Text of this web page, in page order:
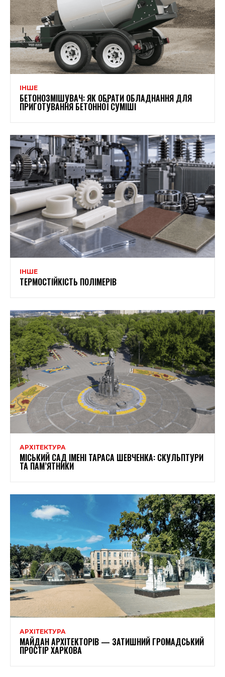
ІНШЕ
БЕТОНОЗМІШУВАЧ: ЯК ОБРАТИ ОБЛАДНАННЯ ДЛЯ
ПРИГОТУВАННЯ БЕТОННОЇ СУМІШІ
ІНШЕ
ТЕРМОСТІЙКІСТЬ ПОЛІМЕРІВ
АРХІТЕКТУРА
МІСЬКИЙ САД ІМЕНІ ТАРАСА ШЕВЧЕНКА: СКУЛЬПТУРИ
ТА ПАМ’ЯТНИКИ
АРХІТЕКТУРА
МАЙДАН АРХІТЕКТОРІВ — ЗАТИШНИЙ ГРОМАДСЬКИЙ
ПРОСТІР ХАРКОВА